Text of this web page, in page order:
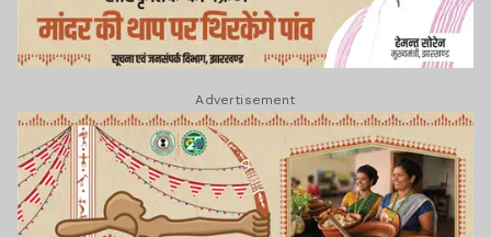
Advertisement